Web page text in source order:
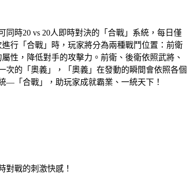
時20 vs 20人即時對決的「合戰」系統，每日僅
行「合戰」時，玩家將分為兩種戰鬥位置：前衛
性，降低對手的攻擊力。前衛、後衛依照武將、
的「奧義」，「奧義」在發動的瞬間會依照各個
―「合戰」，助玩家成就霸業、一統天下！
對戰的刺激快感！